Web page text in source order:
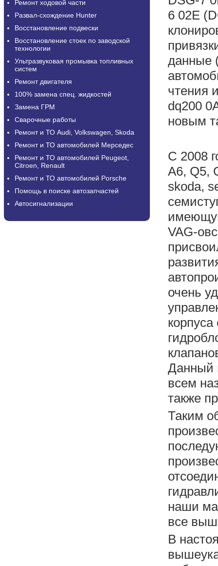
Ремонт ходовой части
Развал-схождение Hunter
Восстановление подвески
Восстановление стоек по заводской
технологии
Ультразвуковая промывка топливных
систем
Ремонт двигателя
100% замена спец. жидкостей
Замена ГРМ
Сварочные работы
Ремонт и ТО Audi, Volkswagen, Skoda
Ремонт и ТО автомобилей Мерседес
Ремонт и ТО автомобилей Peugeot,
Citroen, Renault
Ремонт и ТО автомобилей Porsche
Помощь в поиске автозапчастей
Автосигнализации
6 02E
данные
чтения
dq200
новым
С 2008
A6, Q5,
skoda,
VAG-
очень
Данный
всем
также
Таким
наши
все
В